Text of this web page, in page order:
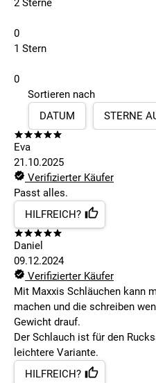
2 Sterne
0
1 Stern
0
Sortieren nach
DATUM
STERNE
Eva
21.10.2025
Verifizierter Käufer
Passt alles.
HILFREICH?
Daniel
09.12.2024
Verifizierter Käufer
Mit Maxxis Schläuchen kann
machen und die schreiben
Gewicht drauf.
Der Schlauch ist für den
leichtere Variante.
HILFREICH?